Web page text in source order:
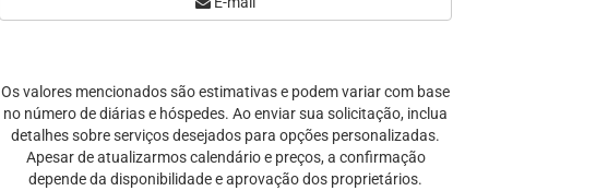
Os valores mencionados são estimativas e podem variar com base
no número de diárias e hóspedes. Ao enviar sua solicitação, inclua
detalhes sobre serviços desejados para opções personalizadas.
Apesar de atualizarmos calendário e preços, a confirmação
depende da disponibilidade e aprovação dos proprietários.